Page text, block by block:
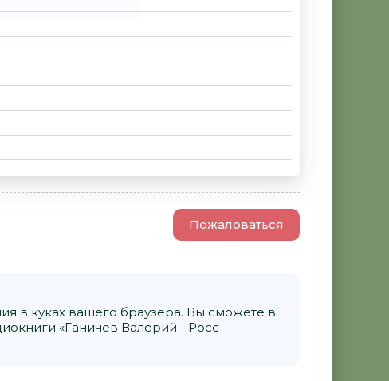
Пожаловаться
в куках вашего браузера. Вы сможете в
«Ганичев Валерий - Росс